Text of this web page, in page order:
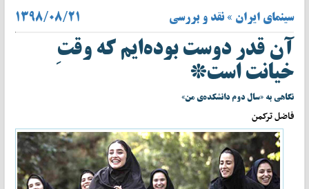
سینمای ایران » نقد و بررسی ۱۳۹۸/۰۸/۲۱
آن قدر دوست بوده‌ایم که وقتِ
خیانت است*
نگاهی به «سال دوم دانشکده‌ی من»
فاضل ترکمن